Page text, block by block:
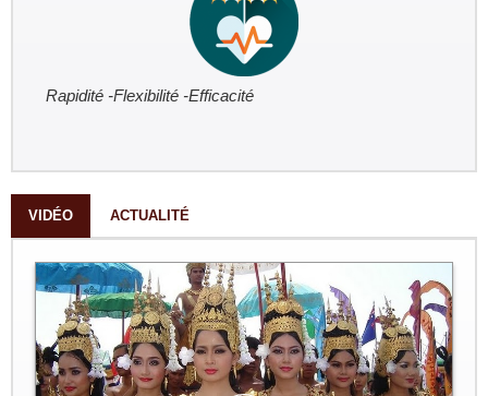
Rapidité -Flexibilité -Efficacité
VIDÉO ACTUALITÉ